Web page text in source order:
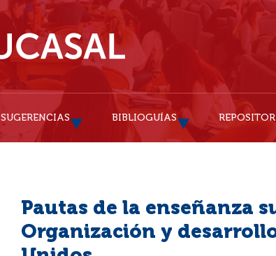
SUGERENCIAS BIBLIOGUÍAS
Pautas de la enseñanza
Organización y